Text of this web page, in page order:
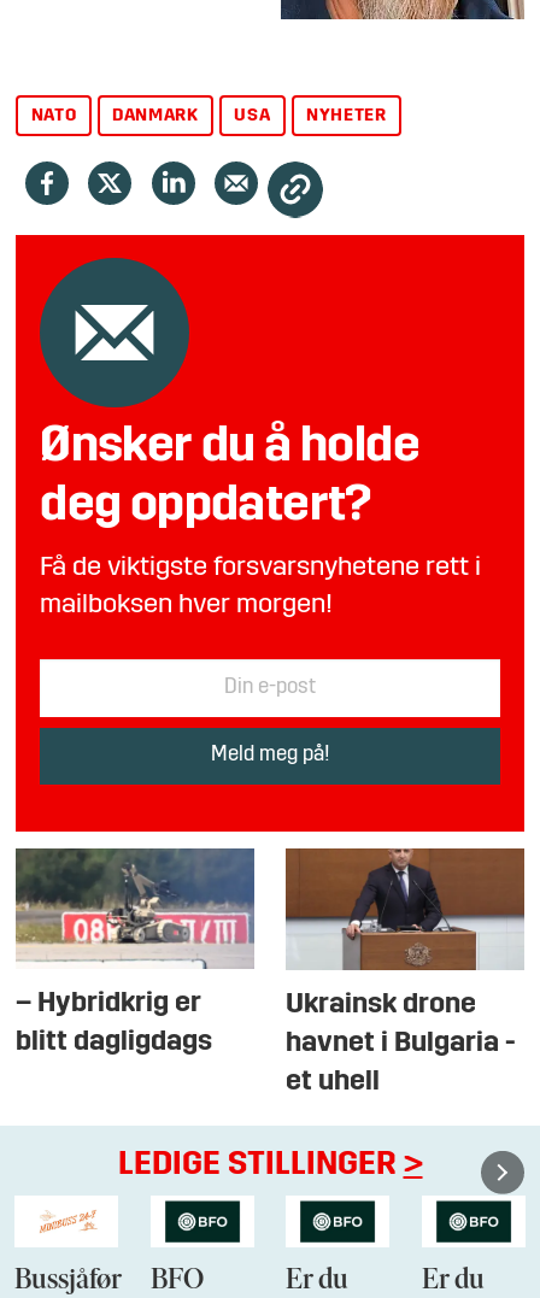
NATO DANMARK USA NYHETER
Ønsker du å holde
deg oppdatert?
Få de viktigste forsvarsnyhetene rett i
mailboksen hver morgen!
– Hybridkrig er
blitt dagligdags
Ukrainsk drone
havnet i Bulgaria -
et uhell
LEDIGE STILLINGER >
Bussjåfør
BFO
Er du
Er du